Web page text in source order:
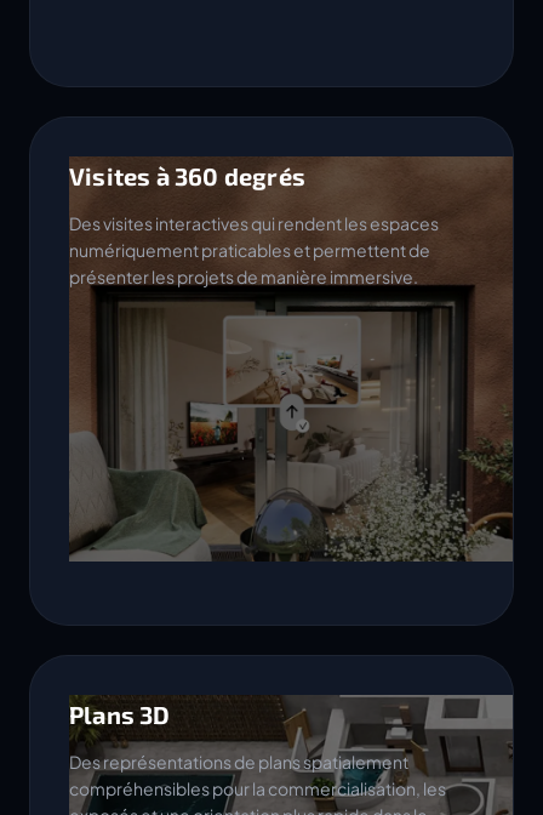
Visites à 360 degrés
Des visites interactives qui rendent les espaces
numériquement praticables et permettent de
présenter les projets de manière immersive.
Plans 3D
Des représentations de plans spatialement
compréhensibles pour la commercialisation, les